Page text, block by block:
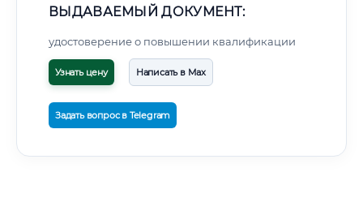
ВЫДАВАЕМЫЙ ДОКУМЕНТ:
удостоверение о повышении квалификации
Узнать цену Написать в Max
Задать вопрос в Telegram